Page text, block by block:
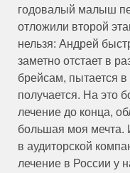
годовалый малыш
отложили второй
нельзя: Андрей
заметно отстает в
брейсам, пытается в
получается. На это
лечение до конца,
большая моя мечта.
в аудиторской
лечение в России у